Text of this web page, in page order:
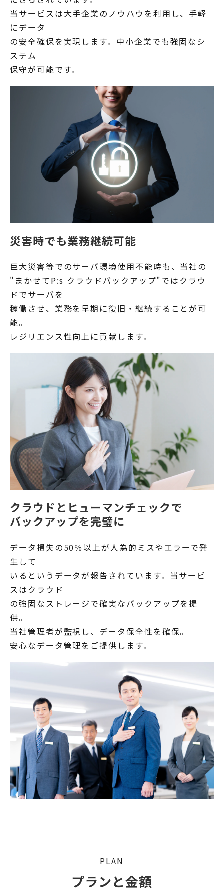
当サービスは大手企業のノウハウを利用し、手軽
にデータ
の安全確保を実現します。中小企業でも強固なシ
ステム
保守が可能です。
災害時でも業務継続可能
巨大災害等でのサーバ環境使用不能時も、当社の
"まかせてP:s クラウドバックアップ"ではクラウ
ドでサーバを
稼働させ、業務を早期に復旧・継続することが可
能。
レジリエンス性向上に貢献します。
クラウドとヒューマンチェックで
バックアップを完璧に
データ損失の50％以上が人為的ミスやエラーで発
生して
いるというデータが報告されています。当サービ
スはクラウド
の強固なストレージで確実なバックアップを提
供。
当社管理者が監視し、データ保全性を確保。
安心なデータ管理をご提供します。
PLAN
プランと金額